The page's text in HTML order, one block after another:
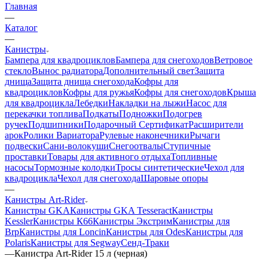
Главная
—
Каталог
—
Канистры
Бампера для квадроцикловБампера для снегоходовВетровое
стеклоВынос радиатораДополнительный светЗащита
днищаЗащита днища снегоходаКофры для
квадроцикловКофры для ружьяКофры для снегоходовКрыша
для квадроциклаЛебедкиНакладки на лыжиНасос для
перекачки топливаПодкатыПодножкиПодогрев
ручекПодшипникиПодарочный СертификатРасширители
арокРолики ВариатораРулевые наконечникиРычаги
подвескиСани-волокушиСнегоотвалыСтупичные
проставкиТовары для активного отдыхаТопливные
насосыТормозные колодкиТросы синтетическиеЧехол для
квадроциклаЧехол для снегоходаШаровые опоры
—
Канистры Art-Rider
Канистры GKAКанистры GKA TesseractКанистры
KesslerКанистры К66Канистры ЭкстримКанистры для
BrpКанистры для LoncinКанистры для OdesКанистры для
PolarisКанистры для SegwayСенд-Траки
—Канистра Art-Rider 15 л (черная)